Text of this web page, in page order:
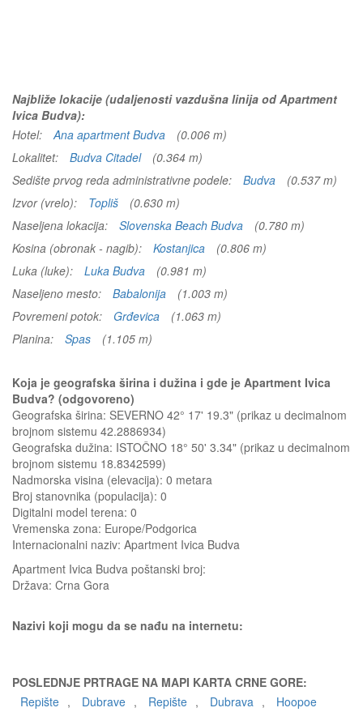
Najbliže lokacije (udaljenosti vazdušna linija od Apartment
Ivica Budva):
Hotel:
Ana apartment Budva
(0.006 m)
Lokalitet:
Budva Citadel
(0.364 m)
Sedište prvog reda administrativne podele:
Budva
(0.537 m)
Izvor (vrelo):
Topliš
(0.630 m)
Naseljena lokacija:
Slovenska Beach Budva
(0.780 m)
Kosina (obronak - nagib):
Kostanjica
(0.806 m)
Luka (luke):
Luka Budva
(0.981 m)
Naseljeno mesto:
Babalonija
(1.003 m)
Povremeni potok:
Grđevica
(1.063 m)
Planina:
Spas (1.105 m)
Koja je geografska širina i dužina i gde je Apartment Ivica
Budva? (odgovoreno)
Geografska širina: SEVERNO 42° 17' 19.3" (prikaz u decimalnom
brojnom sistemu 42.2886934)
Geografska dužina: ISTOČNO 18° 50' 3.34" (prikaz u decimalnom
brojnom sistemu 18.8342599)
Nadmorska visina (elevacija): 0 metara
Broj stanovnika (populacija): 0
Digitalni model terena: 0
Vremenska zona: Europe/Podgorica
Internacionalni naziv: Apartment Ivica Budva
Apartment Ivica Budva poštanski broj:
Država: Crna Gora
Nazivi koji mogu da se nađu na internetu:
POSLEDNJE PRTRAGE NA MAPI KARTA CRNE GORE:
Repište , Dubrave , Repište , Dubrava ,
Hoopoe